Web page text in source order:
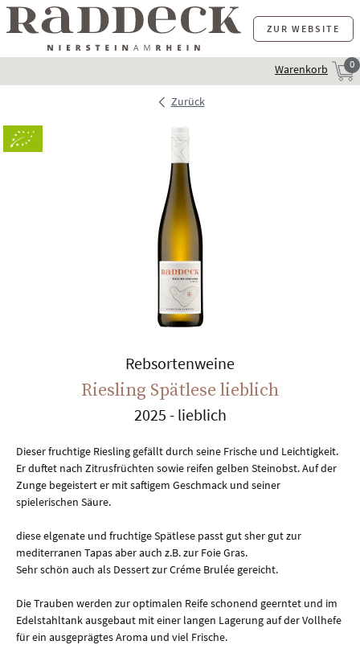
ZUR WEBSITE
Warenkorb 0
Bio
Zurück
Rebsortenweine
Riesling Spätlese lieblich
2025 lieblich
Beschreibung
Dieser fruchtige Riesling gefällt durch seine Frische und Leichtigkeit.
Er duftet nach Zitrusfrüchten sowie reifen gelben Steinobst. Auf der
Zunge begeistert er mit saftigem Geschmack und seiner
spielerischen Säure.
diese elgenate und fruchtige Spätlese passt gut sher gut zur
mediterranen Tapas aber auch z.B. zur Foie Gras.
Sehr schön auch als Dessert zur Créme Brulée gereicht.
Die Trauben werden zur optimalen Reife schonend geerntet und im
Edelstahltank ausgebaut mit einer langen Lagerung auf der Vollhefe
für ein ausgeprägtes Aroma und viel Frische.